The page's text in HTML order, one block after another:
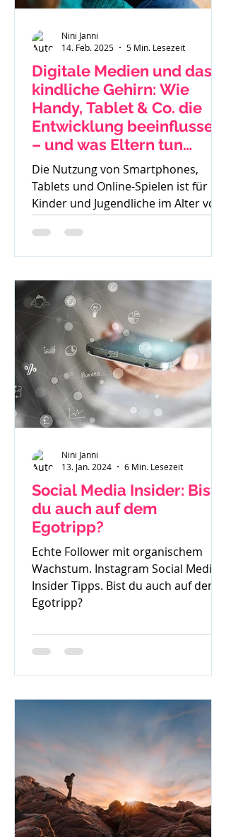
Digitale Medien und das
kindliche Gehirn: Wie
Handy, Tablet & Co. die
Entwicklung beeinflussen
– und was Eltern tun
können
Die Nutzung von Smartphones,
Tablets und Online-Spielen ist für
Kinder und Jugendliche im Alter von
8 bis 15 Jahren heute
allgegenwärtig....
Nini Janni
14. Feb. 2025
5 Min. Lesezeit
Social Media Insider: Bist
du auch auf dem
Egotripp?
Echte Follower mit organischem
Wachstum. Instagram Social Media
Insider Tipps. Bist du auch auf dem
Egotripp?
Nini Janni
13. Jan. 2024
6 Min. Lesezeit